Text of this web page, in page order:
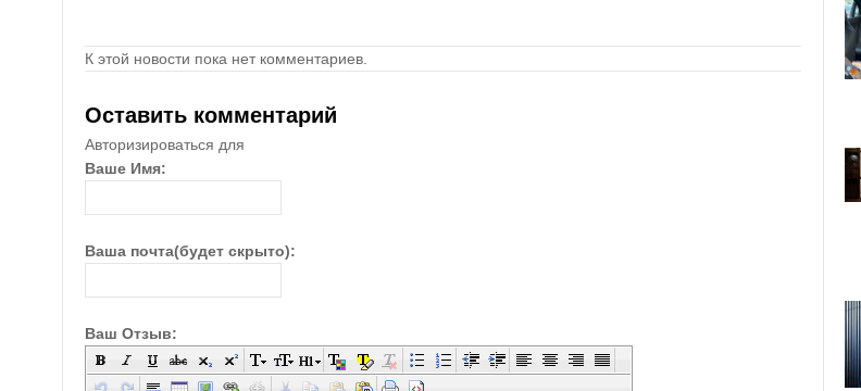
К этой новости пока нет комментариев.
Оставить комментарий
Авторизироваться для
Ваше Имя:
Ваша почта(будет скрыто):
Ваш Отзыв: